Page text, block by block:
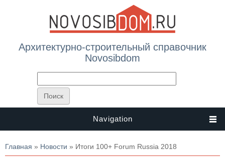
Архитектурно-строительный справочник
Novosibdom
Navigation
Вы здесь
Главная » Новости » Итоги 100+ Forum Russia 2018